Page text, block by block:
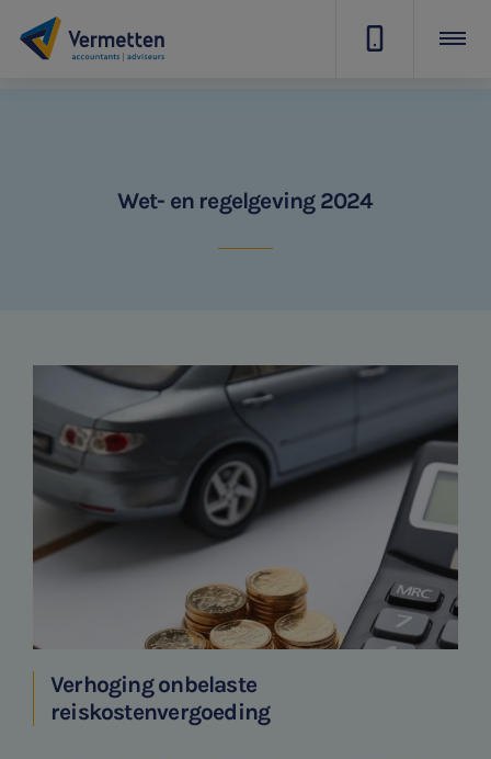
Wet- en regelgeving 2024
Verhoging onbelaste
reiskostenvergoeding